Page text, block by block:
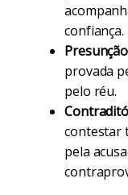
confiança.
provada
pelo réu.
contestar
pela